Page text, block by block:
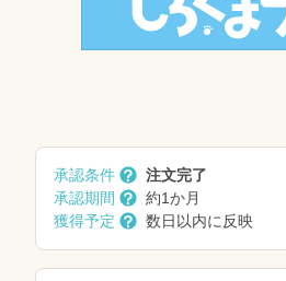
承認条件
注文完了
承認期間
約1か月
獲得予定
数日以内に反映